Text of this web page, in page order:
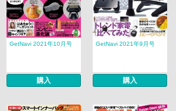
GetNavi 2021年10月号
購入
GetNavi 2021年9月号
購入